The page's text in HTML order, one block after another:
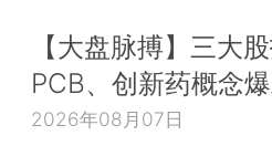
【大盘脉搏】三大
PCB、创新药概念
2026年08月07日